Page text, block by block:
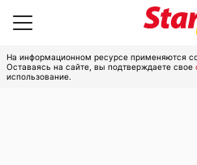
На информационном ресурсе применяются
Оставаясь на сайте, вы подтверждаете свое
использование.